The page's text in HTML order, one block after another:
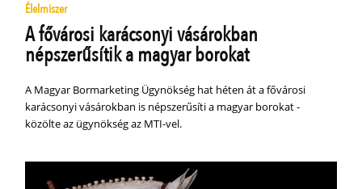
Élelmiszer
A fővárosi karácsonyi vásárokban
népszerűsítik a magyar borokat
A Magyar Bormarketing Ügynökség hat héten át a fővárosi
karácsonyi vásárokban is népszerűsíti a magyar borokat -
közölte az ügynökség az MTI-vel.